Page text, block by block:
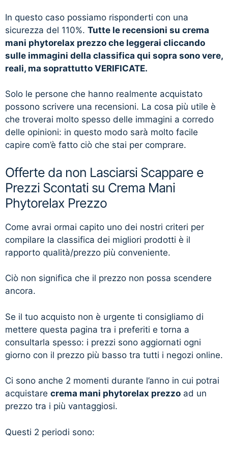
In questo caso possiamo risponderti con una
sicurezza del 110%. Tutte le recensioni su crema
mani phytorelax prezzo che leggerai cliccando
sulle immagini della classifica qui sopra sono vere,
reali, ma soprattutto VERIFICATE.
Solo le persone che hanno realmente acquistato
possono scrivere una recensioni. La cosa più utile è
che troverai molto spesso delle immagini a corredo
delle opinioni: in questo modo sarà molto facile
capire com’è fatto ciò che stai per comprare.
Offerte da non Lasciarsi Scappare e
Prezzi Scontati su Crema Mani
Phytorelax Prezzo
Come avrai ormai capito uno dei nostri criteri per
compilare la classifica dei migliori prodotti è il
rapporto qualità/prezzo più conveniente.
Ciò non significa che il prezzo non possa scendere
ancora.
Se il tuo acquisto non è urgente ti consigliamo di
mettere questa pagina tra i preferiti e torna a
consultarla spesso: i prezzi sono aggiornati ogni
giorno con il prezzo più basso tra tutti i negozi online.
Ci sono anche 2 momenti durante l’anno in cui potrai
acquistare crema mani phytorelax prezzo ad un
prezzo tra i più vantaggiosi.
Questi 2 periodi sono: